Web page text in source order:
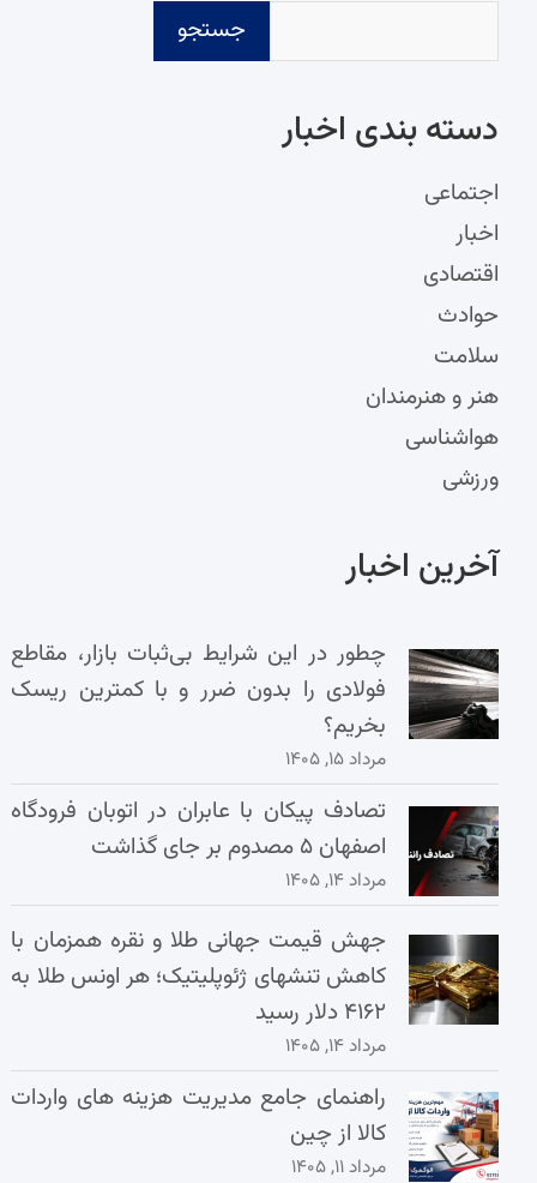
جستجو
دسته‌ بندی اخبار
اجتماعی
اخبار
اقتصادی
حوادث
سلامت
هنر و هنرمندان
هواشناسی
ورزشی
آخرین اخبار
چطور در این شرایط بی‌ثبات بازار، مقاطع
فولادی را بدون ضرر و با کمترین ریسک
بخریم؟
مرداد ۱۵, ۱۴۰۵
تصادف پیکان با عابران در اتوبان فرودگاه
اصفهان ۵ مصدوم بر جای گذاشت
مرداد ۱۴, ۱۴۰۵
جهش قیمت جهانی طلا و نقره همزمان با
کاهش تنشهای ژئوپلیتیک؛ هر اونس طلا به
۴۱۶۲ دلار رسید
مرداد ۱۴, ۱۴۰۵
راهنمای جامع مدیریت هزینه‌ های واردات
کالا از چین
مرداد ۱۱, ۱۴۰۵